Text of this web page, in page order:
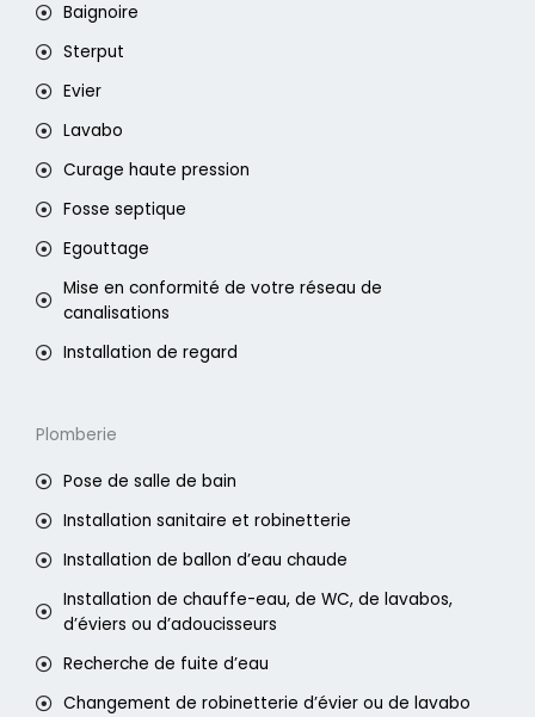
Baignoire
Sterput
Evier
Lavabo
Curage haute pression
Fosse septique
Egouttage
Mise en conformité de votre réseau de
canalisations
Installation de regard
Plomberie
Pose de salle de bain
Installation sanitaire et robinetterie
Installation de ballon d’eau chaude
Installation de chauffe-eau, de WC, de lavabos,
d’éviers ou d’adoucisseurs
Recherche de fuite d’eau
Changement de robinetterie d’évier ou de lavabo